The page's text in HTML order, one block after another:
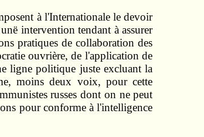
à l'Internationale le devoir
intervention tendant à assurer
pratiques de collaboration des
ouvrière, de l'application de
ligne politique juste excluant la
moins deux voix, pour cette
russes dont on ne peut
pour conforme à l'intelligence